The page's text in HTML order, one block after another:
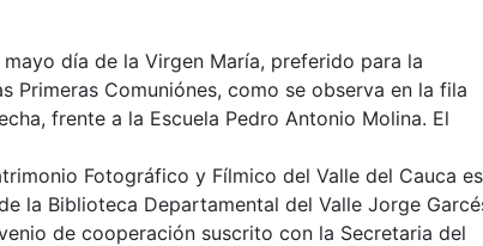
día de la Virgen María, preferido para la
Primeras Comuniónes, como se observa en la fila
frente a la Escuela Pedro Antonio Molina. El
Fotográfico y Fílmico del Valle del Cauca es
la Biblioteca Departamental del Valle Jorge
de cooperación suscrito con la Secretaria del